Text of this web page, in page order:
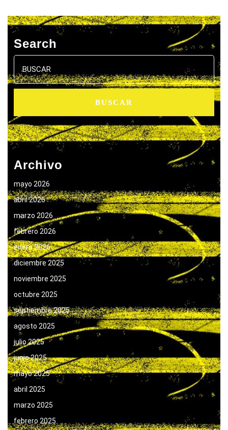
Search
Buscar:
Archivo
mayo 2026
abril 2026
marzo 2026
febrero 2026
enero 2026
diciembre 2025
noviembre 2025
octubre 2025
septiembre 2025
agosto 2025
julio 2025
junio 2025
mayo 2025
abril 2025
marzo 2025
febrero 2025